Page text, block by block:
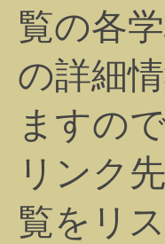
覧の各
の詳細
ますの
リンク
覧をリ